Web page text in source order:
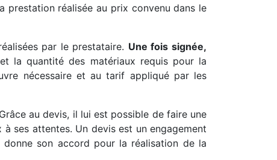
prestation réalisée au prix convenu dans le
par le prestataire. Une fois signée,
la quantité des matériaux requis pour la
nécessaire et au tarif appliqué par les
au devis, il lui est possible de faire une
ses attentes. Un devis est un engagement
son accord pour la réalisation de la